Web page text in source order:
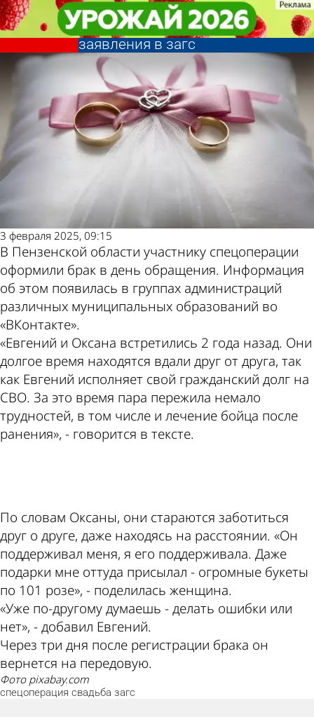
В Пензенской области участника
СВО женили в день подачи
заявления в загс
Из жизни
3 февраля 2025, 09:15
В Пензенской области участнику спецоперации
оформили брак в день обращения. Информация
об этом появилась в группах администраций
различных муниципальных образований во
«ВКонтакте».
«Евгений и Оксана встретились 2 года назад. Они
долгое время находятся вдали друг от друга, так
как Евгений исполняет свой гражданский долг на
СВО. За это время пара пережила немало
трудностей, в том числе и лечение бойца после
ранения», - говорится в тексте.
По словам Оксаны, они стараются заботиться
друг о друге, даже находясь на расстоянии. «Он
поддерживал меня, я его поддерживала. Даже
подарки мне оттуда присылал - огромные букеты
по 101 розе», - поделилась женщина.
«Уже по-другому думаешь - делать ошибки или
нет», - добавил Евгений.
Через три дня после регистрации брака он
вернется на передовую.
фото pixabay.com
спецоперация свадьба загс
В Пензенской области участника
СВО женили в день подачи
заявления в загс
Из жизни
Другие новости по
теме
Погода и курсы
валют в Пензе